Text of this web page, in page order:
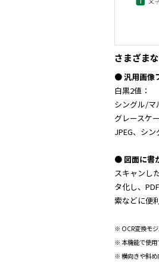
さまざま
● 汎用画像
白黒2値：
シングル/マ
グレースケ
JPEG、シ
● 図面に書
スキャンし
タ化し、
索などに便
※ OCR変換モジ
※ 本機能で使用
※ 横向きや斜め